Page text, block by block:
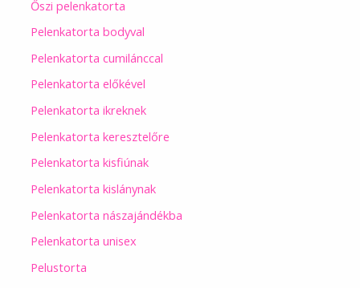
Őszi pelenkatorta
Pelenkatorta bodyval
Pelenkatorta cumilánccal
Pelenkatorta előkével
Pelenkatorta ikreknek
Pelenkatorta keresztelőre
Pelenkatorta kisfiúnak
Pelenkatorta kislánynak
Pelenkatorta nászajándékba
Pelenkatorta unisex
Pelustorta